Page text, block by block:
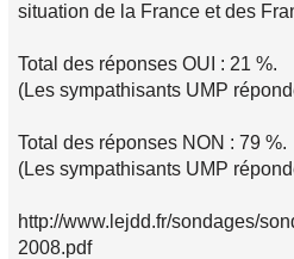
situation de la France et des
Total des réponses OUI : 21 %.
(Les sympathisants UMP
Total des réponses NON : 79 %.
(Les sympathisants UMP
http://www.lejdd.fr/sondages/
2008.pdf